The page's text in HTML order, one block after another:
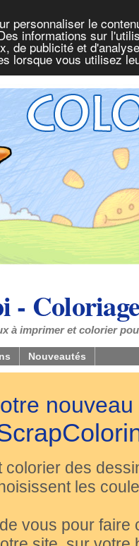
personnaliser le
informations sur
de publicité et
lorsque vous utilisez
-
à imprimer et colorier
Nouveautés
colorier des
les
vous pour